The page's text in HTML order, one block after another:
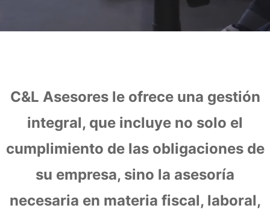
C&L Asesoresle ofrece una gestión
integral, que incluye no solo el
cumplimiento de las obligaciones de
su empresa, sino la asesoría
necesaria en materia fiscal, laboral,